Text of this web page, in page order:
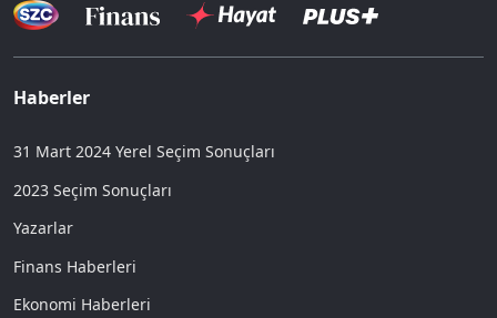
Haberler
31 Mart 2024 Yerel Seçim Sonuçları
2023 Seçim Sonuçları
Yazarlar
Finans Haberleri
Ekonomi Haberleri